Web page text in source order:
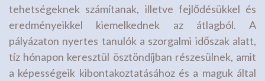
tehetségeknek számítanak, illetve fejlődésükkel és
eredményeikkel kiemelkednek az átlagból. A
pályázaton nyertes tanulók a szorgalmi időszak alatt,
tíz hónapon keresztül ösztöndíjban részesülnek, amit
a képességeik kibontakoztatásához és a maguk által